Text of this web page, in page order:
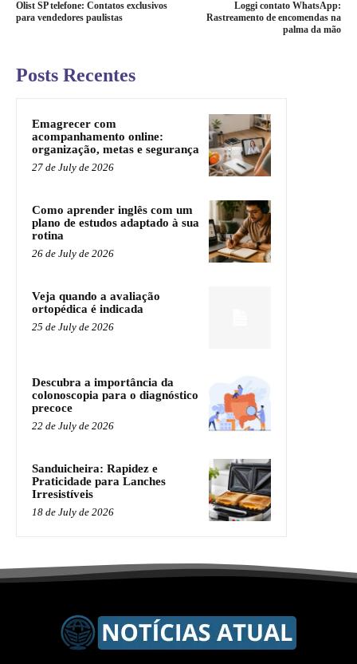
Olist SP telefone: Contatos exclusivos
para vendedores paulistas
Loggi contato WhatsApp:
Rastreamento de encomendas na
palma da mão
Posts Recentes
Emagrecer com
acompanhamento online:
organização, metas e segurança
27 de July de 2026
Como aprender inglês com um
plano de estudos adaptado à sua
rotina
26 de July de 2026
Veja quando a avaliação
ortopédica é indicada
25 de July de 2026
Descubra a importância da
colonoscopia para o diagnóstico
precoce
22 de July de 2026
Sanduicheira: Rapidez e
Praticidade para Lanches
Irresistíveis
18 de July de 2026